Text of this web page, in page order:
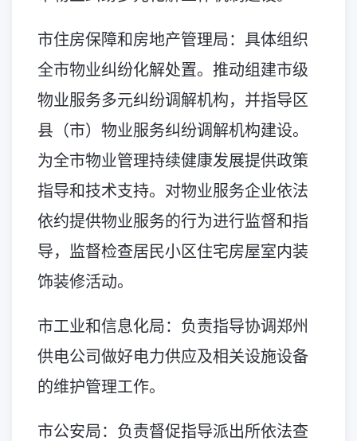
市住房保障和房地产管理局：具体组织
全市物业纠纷化解处置。推动组建市级
物业服务多元纠纷调解机构，并指导区
县（市）物业服务纠纷调解机构建设。
为全市物业管理持续健康发展提供政策
指导和技术支持。对物业服务企业依法
依约提供物业服务的行为进行监督和指
导，监督检查居民小区住宅房屋室内装
饰装修活动。
市工业和信息化局：负责指导协调郑州
供电公司做好电力供应及相关设施设备
的维护管理工作。
市公安局：负责督促指导派出所依法查